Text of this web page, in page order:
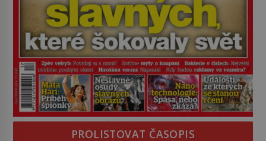
PROLISTOVAT ČASOPIS